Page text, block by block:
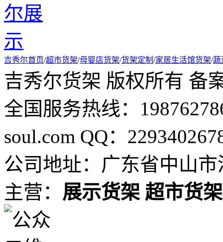
吉秀尔首页/超市货架/母婴店货架/货架定制 /家居生活馆货架/蔬
吉秀尔货架 版权所有 备
全国服务热线：
soul.com QQ：
公司地址：广东省中山
主营： 展示货架 超市货架